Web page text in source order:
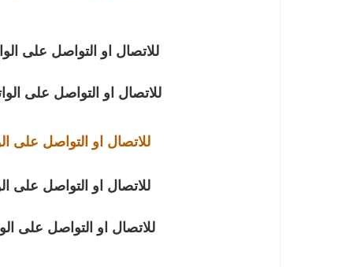
للاتصال او التواصل على
للاتصال او التواصل على
للاتصال او التواصل على
للاتصال او التواصل على
للاتصال او التواصل على